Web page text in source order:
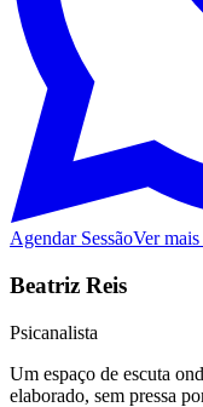
Agendar SessãoVer
Beatriz Reis
Psicanalista
Um espaço de escuta
elaborado, sem pressa